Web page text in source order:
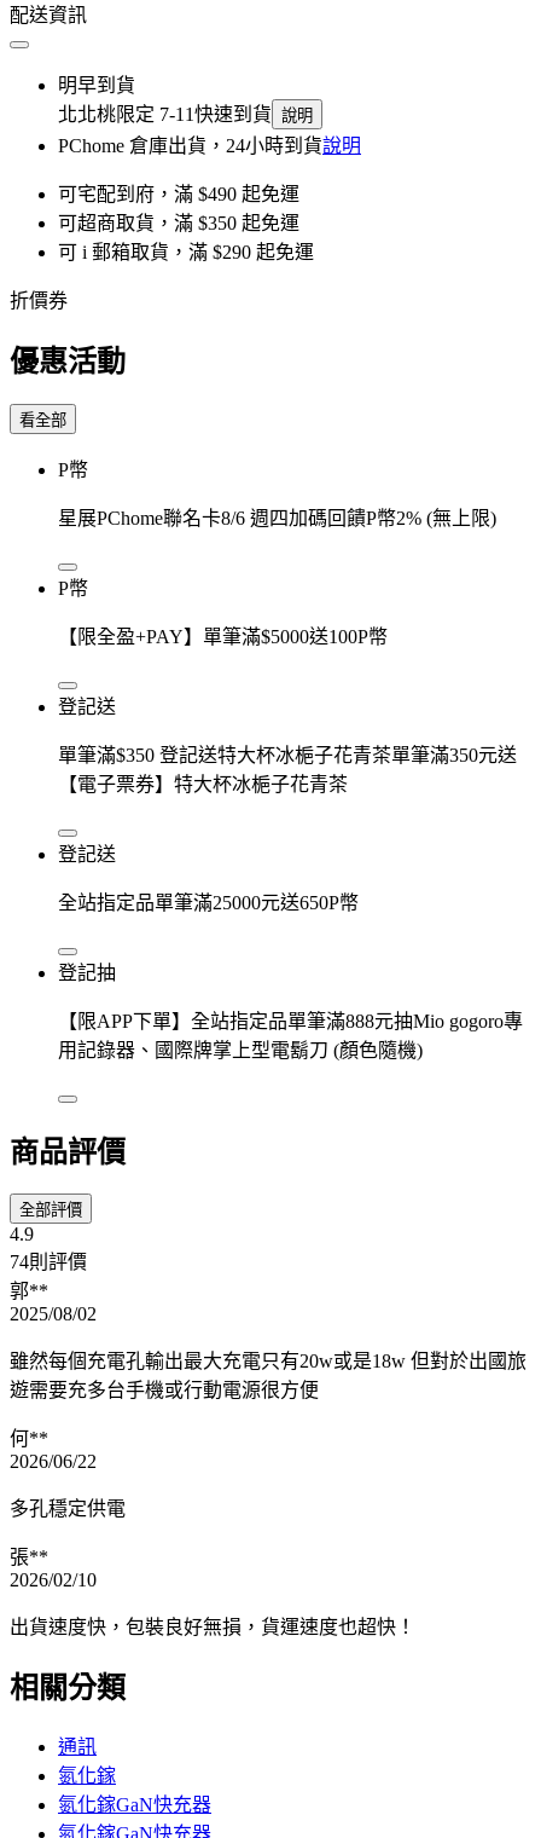
配送資訊
明早到貨
北北桃限定 7-11快速到貨 說明
PChome 倉庫出貨，24小時到貨說明
可宅配到府，滿 $490 起免運
可超商取貨，滿 $350 起免運
可 i 郵箱取貨，滿 $290 起免運
折價券
優惠活動
看全部
P幣
星展PChome聯名卡8/6 週四加碼回饋P幣2% (無上限)
P幣
【限全盈+PAY】單筆滿$5000送100P幣
登記送
單筆滿$350 登記送特大杯冰梔子花青茶單筆滿350元送
【電子票券】特大杯冰梔子花青茶
登記送
全站指定品單筆滿25000元送650P幣
登記抽
【限APP下單】全站指定品單筆滿888元抽Mio gogoro專
用記錄器、國際牌掌上型電鬍刀 (顏色隨機)
商品評價
全部評價
4.9
74則評價
郭**
2025/08/02
雖然每個充電孔輸出最大充電只有20w或是18w 但對於出國旅
遊需要充多台手機或行動電源很方便
何**
2026/06/22
多孔穩定供電
張**
2026/02/10
出貨速度快，包裝良好無損，貨運速度也超快！
相關分類
通訊
氮化鎵
氮化鎵GaN快充器